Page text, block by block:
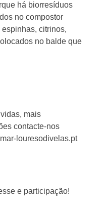
há biorresíduos
no compostor
citrinos,
no balde que
mais
contacte-nos
louresodivelas.pt
e participação!